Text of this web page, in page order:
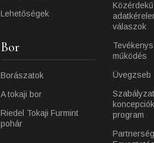
Lehetőségek
Bor
Borászatok
A tokaji bor
Riedel Tokaji Furmint
pohár
Közérdekű
válaszok
működés
Üvegzseb
program